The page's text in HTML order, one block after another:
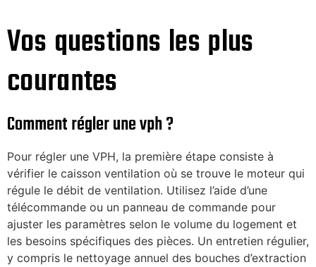
Vos questions les plus
courantes
Comment régler une vph ?
Pour régler une VPH, la première étape consiste à
vérifier le caisson ventilation où se trouve le moteur qui
régule le débit de ventilation. Utilisez l’aide d’une
télécommande ou un panneau de commande pour
ajuster les paramètres selon le volume du logement et
les besoins spécifiques des pièces. Un entretien régulier,
y compris le nettoyage annuel des bouches d’extraction